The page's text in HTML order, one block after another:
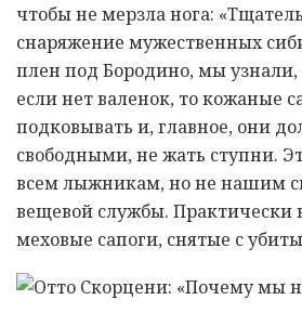
чтобы не мерзла нога:
снаряжение мужественных
плен под Бородино, мы
если нет валенок, то кожаные
подковывать и, главное, они
свободными, не жать ступни.
всем лыжникам, но не нашим
вещевой службы. Практически
меховые сапоги, снятые с